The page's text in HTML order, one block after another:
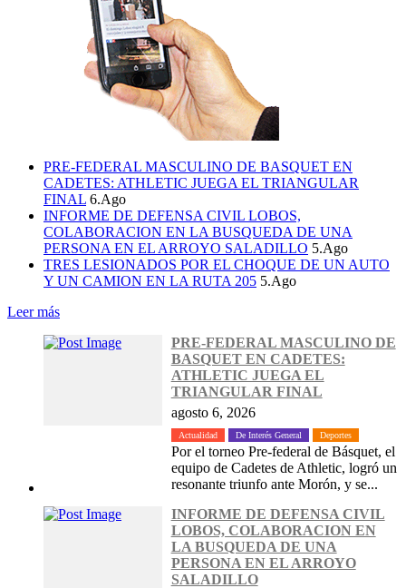
PRE-FEDERAL MASCULINO DE BASQUET EN
CADETES: ATHLETIC JUEGA EL TRIANGULAR
FINAL 6.Ago
INFORME DE DEFENSA CIVIL LOBOS,
COLABORACION EN LA BUSQUEDA DE UNA
PERSONA EN EL ARROYO SALADILLO 5.Ago
TRES LESIONADOS POR EL CHOQUE DE UN AUTO
Y UN CAMION EN LA RUTA 205 5.Ago
Leer más
PRE-FEDERAL MASCULINO DE
BASQUET EN CADETES:
ATHLETIC JUEGA EL
TRIANGULAR FINAL
agosto 6, 2026
Actualidad De Interés General Deportes
Por el torneo Pre-federal de Básquet, el
equipo de Cadetes de Athletic, logró un
resonante triunfo ante Morón, y se...
INFORME DE DEFENSA CIVIL
LOBOS, COLABORACION EN
LA BUSQUEDA DE UNA
PERSONA EN EL ARROYO
SALADILLO